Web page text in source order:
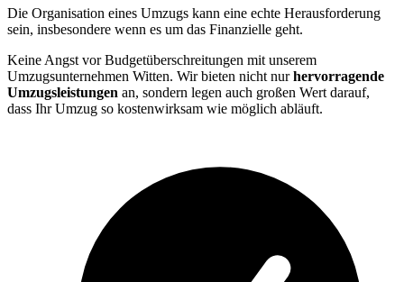
Die Organisation eines Umzugs kann eine echte Herausforderung
sein, insbesondere wenn es um das Finanzielle geht.
Keine Angst vor Budgetüberschreitungen mit unserem
Umzugsunternehmen Witten. Wir bieten nicht nurhervorragende
Umzugsleistungen an, sondern legen auch großen Wert darauf,
dass Ihr Umzug so kostenwirksam wie möglich abläuft.